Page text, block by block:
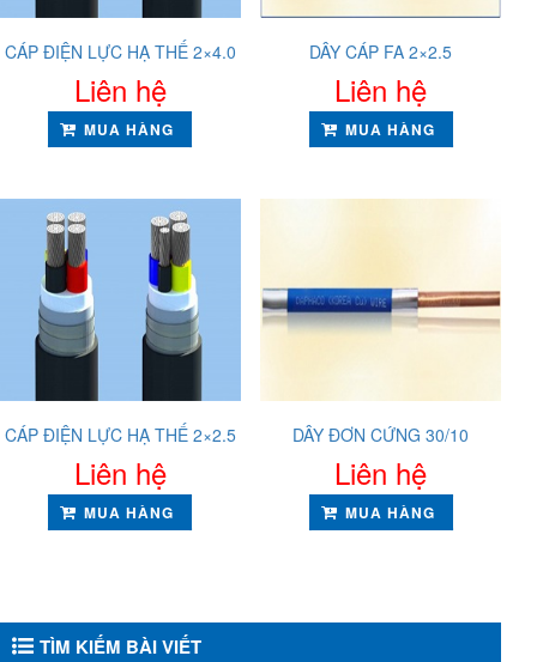
CÁP ĐIỆN LỰC HẠ THẾ 2×4.0
Liên hệ
MUA HÀNG
DÂY CÁP FA 2×2.5
Liên hệ
MUA HÀNG
CÁP ĐIỆN LỰC HẠ THẾ 2×2.5
Liên hệ
MUA HÀNG
DÂY ĐƠN CỨNG 30/10
Liên hệ
MUA HÀNG
TÌM KIẾM BÀI VIẾT